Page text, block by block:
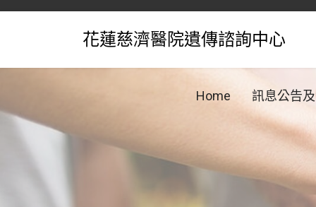
花蓮慈濟醫院遺傳諮詢中心
Home 訊息公告